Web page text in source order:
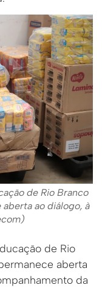
de Rio Branco
ao diálogo, à
de Rio
aberta
da